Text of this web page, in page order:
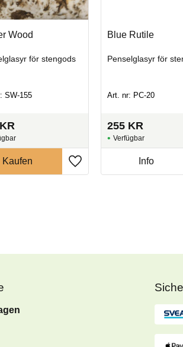
Wood
för stengods
SW-155
KR
Blue Rutile
Penselglasyr för
Art. nr: PC-20
255 KR